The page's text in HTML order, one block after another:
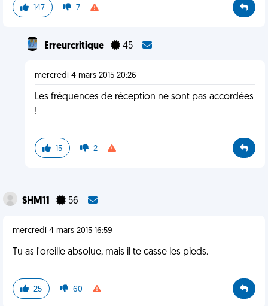
147 7
Erreurcritique 45
mercredi 4 mars 2015 20:26
Les fréquences de réception ne sont pas accordées
!
15 2
SHM11 56
mercredi 4 mars 2015 16:59
Tu as l'oreille absolue, mais il te casse les pieds.
25 60